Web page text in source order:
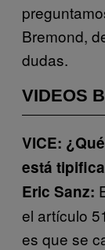
Bremond,
dudas.
VIDEOS
VICE:
está
Eric Sanz:
el artículo
es que se